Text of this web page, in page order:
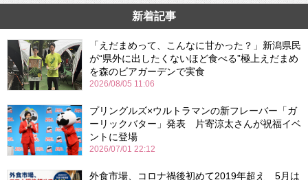
新着記事
「えだまめって、こんなに甘かった？」新潟県民
が“県外に出したくないほど食べる”極上えだまめ
を森のビアガーデンで実食
2026/08/05 11:06
プリングルズ×ウルトラマンの新フレーバー「ガ
ーリックバター」発表 片寄涼太さんが祝福イベ
ントに登場
2026/07/01 22:12
外食市場、コロナ禍後初めて2019年超え 5月は